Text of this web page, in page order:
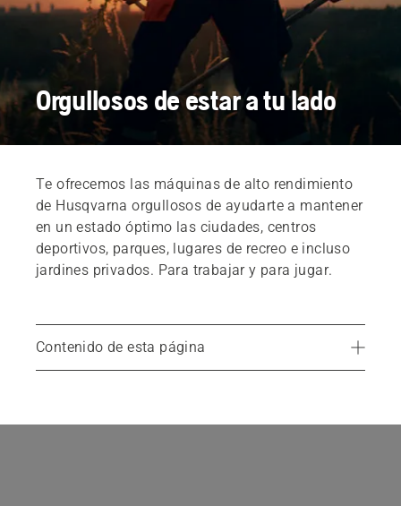
Orgullosos de estar a tu lado
Te ofrecemos las máquinas de alto rendimiento
de Husqvarna orgullosos de ayudarte a mantener
en un estado óptimo las ciudades, centros
deportivos, parques, lugares de recreo e incluso
jardines privados. Para trabajar y para jugar.
Contenido de esta página
Diseñados por paisajistas para paisajistas